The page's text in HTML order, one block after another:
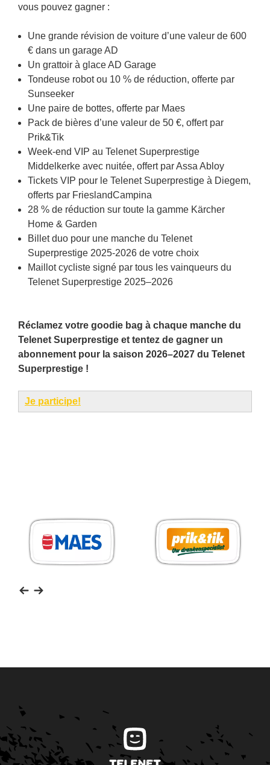
vous pouvez gagner :
Une grande révision de voiture d’une valeur de 600
€ dans un garage AD
Un grattoir à glace AD Garage
Tondeuse robot ou 10 % de réduction, offerte par
Sunseeker
Une paire de bottes, offerte par Maes
Pack de bières d’une valeur de 50 €, offert par
Prik&Tik
Week-end VIP au Telenet Superprestige
Middelkerke avec nuitée, offert par Assa Abloy
Tickets VIP pour le Telenet Superprestige à Diegem,
offerts par FrieslandCampina
28 % de réduction sur toute la gamme Kärcher
Home & Garden
Billet duo pour une manche du Telenet
Superprestige 2025-2026 de votre choix
Maillot cycliste signé par tous les vainqueurs du
Telenet Superprestige 2025–2026
Réclamez votre goodie bag à chaque manche du
Telenet Superprestige et tentez de gagner un
abonnement pour la saison 2026–2027 du Telenet
Superprestige !
Je participe!